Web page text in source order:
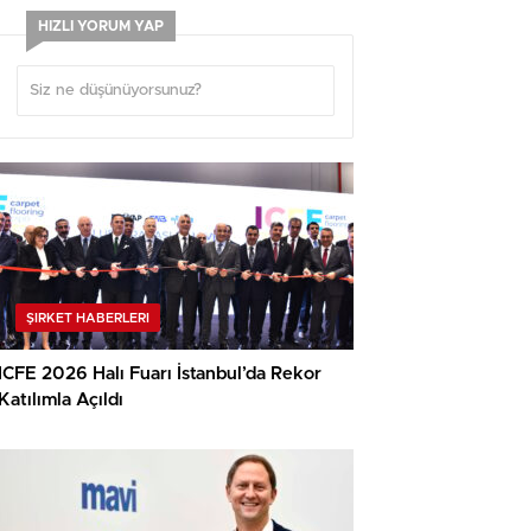
HIZLI YORUM YAP
ŞIRKET HABERLERI
ICFE 2026 Halı Fuarı İstanbul’da Rekor
Katılımla Açıldı